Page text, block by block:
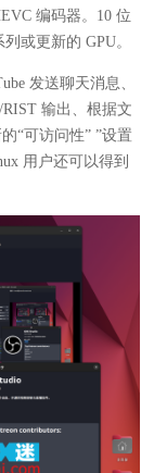
编码器。10 位
或更新的 GPU。
发送聊天消息、
RIST 输出、根据文
“可访问性” ”设置
用户还可以得到